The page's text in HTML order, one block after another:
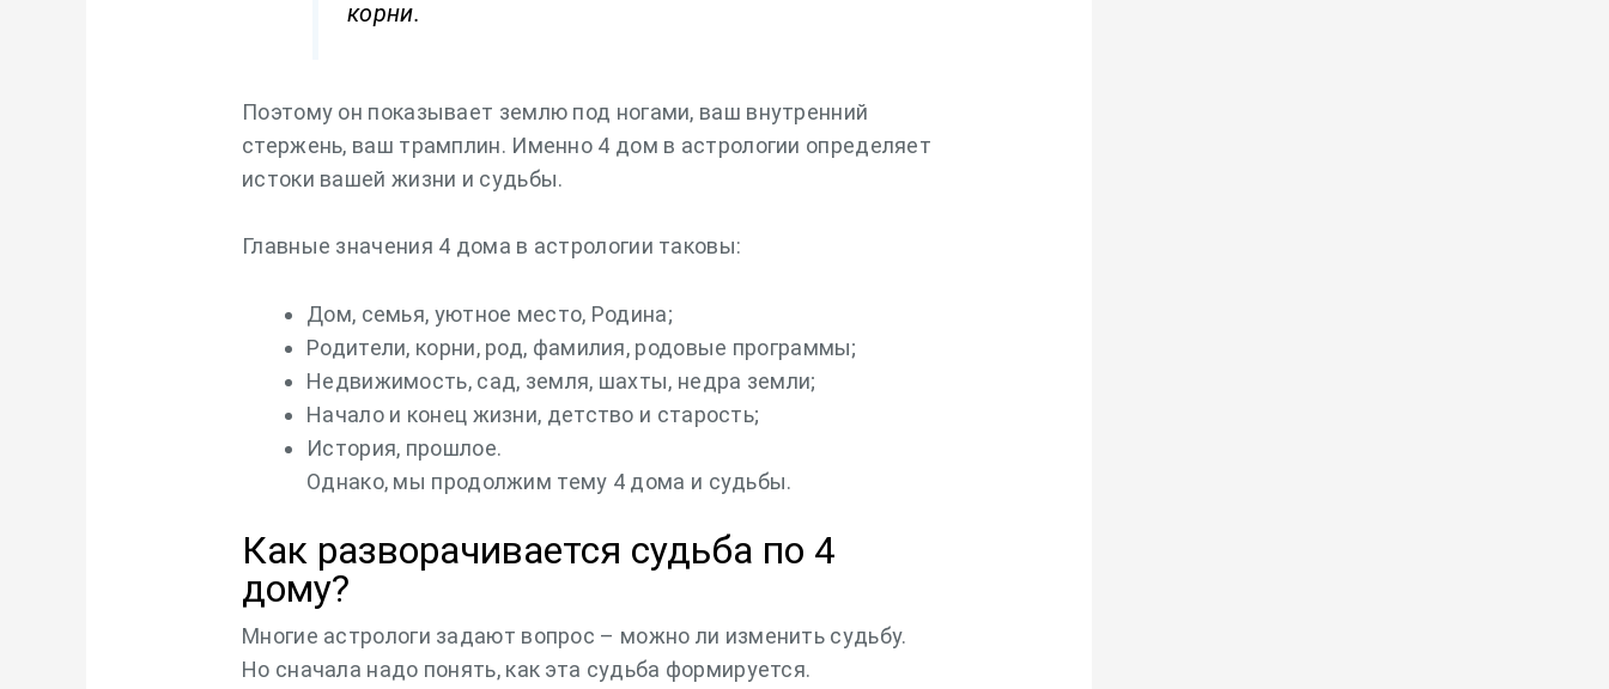
корни.
Поэтому он показывает землю под ногами, ваш внутренний
стержень, ваш трамплин. Именно 4 дом в астрологии определяет
истоки вашей жизни и судьбы.
Главные значения 4 дома в астрологии таковы:
Дом, семья, уютное место, Родина;
Родители, корни, род, фамилия, родовые программы;
Недвижимость, сад, земля, шахты, недра земли;
Начало и конец жизни, детство и старость;
История, прошлое.
Однако, мы продолжим тему 4 дома и судьбы.
Как разворачивается судьба по 4
дому?
Многие астрологи задают вопрос – можно ли изменить судьбу.
Но сначала надо понять, как эта судьба формируется.